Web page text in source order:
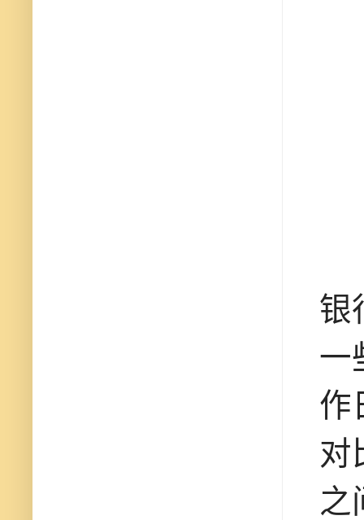
银
一
作
对
之